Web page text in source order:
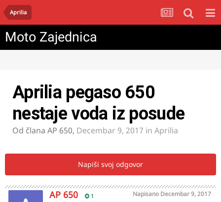
Aprilia
Moto Zajednica
Aprilia pegaso 650
nestaje voda iz posude
Od člana AP 650, Decembar 9, 2017 in Aprilia
Napiši svoj odgovor
AP 650 1 Napisano Decembar 9, 2017